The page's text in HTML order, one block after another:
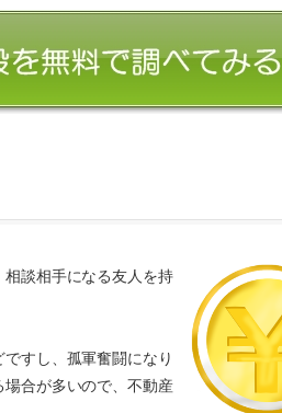
談相手になる友人を持
すし、孤軍奮闘になり
合が多いので、不動産